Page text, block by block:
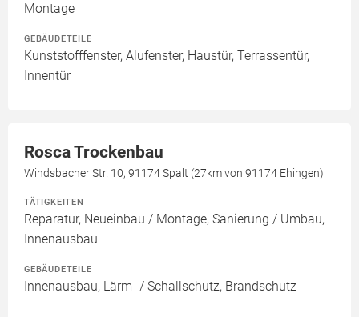
Montage
GEBÄUDETEILE
Kunststofffenster, Alufenster, Haustür, Terrassentür,
Innentür
Rosca Trockenbau
Windsbacher Str. 10, 91174 Spalt (27km von 91174 Ehingen)
TÄTIGKEITEN
Reparatur, Neueinbau / Montage, Sanierung / Umbau,
Innenausbau
GEBÄUDETEILE
Innenausbau, Lärm- / Schallschutz, Brandschutz